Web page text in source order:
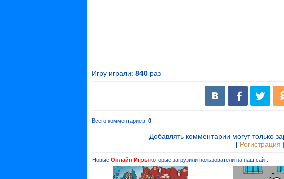
Игру играли: 840 раз
Всего комментариев: 0
Добавлять комментарии могут только
[ Регистрация |
Новые Онлайн Игры которые загрузили пользователи на наш сайт.